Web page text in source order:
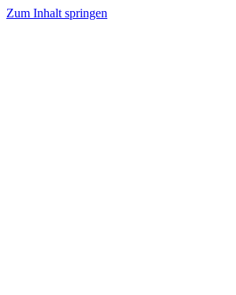
Zum Inhalt springen